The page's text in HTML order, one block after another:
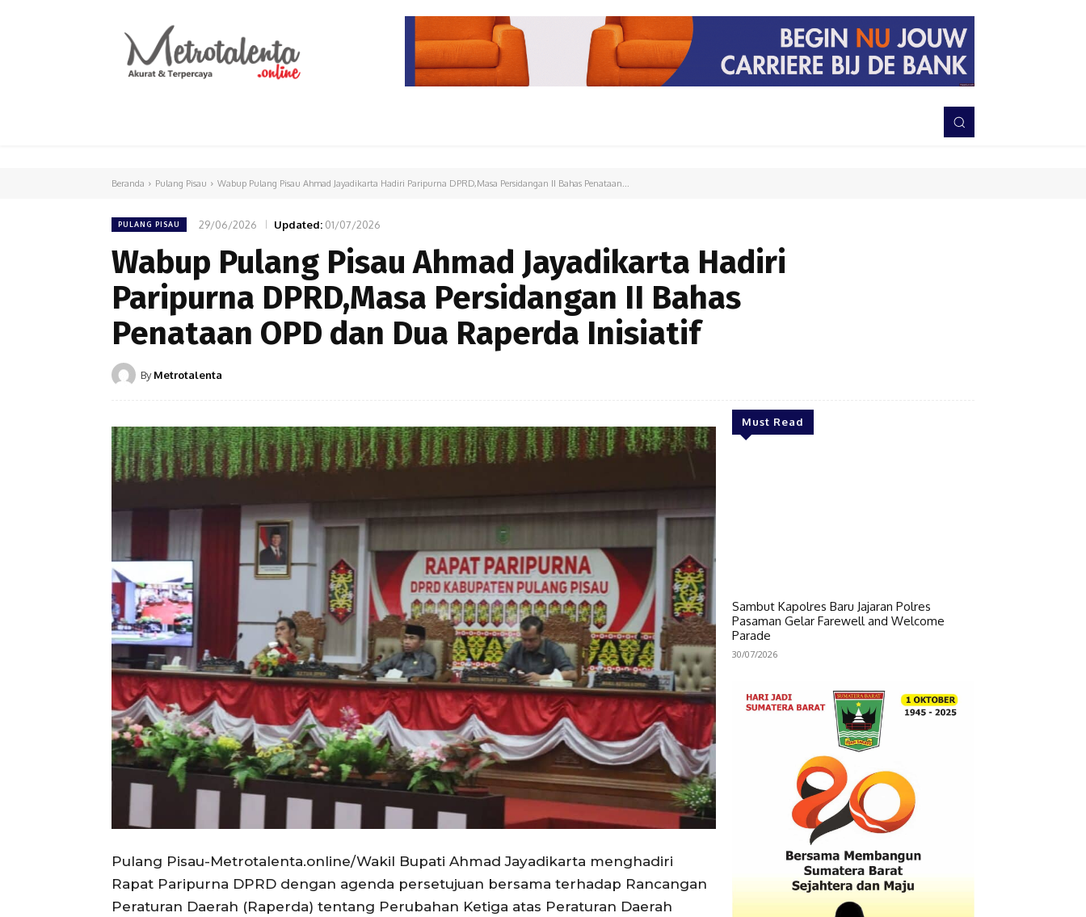
TNI-POLRI
Beranda Pulang Pisau Wabup Pulang Pisau Ahmad Jayadikarta Hadiri Paripurna DPRD,Masa Persidangan II Bahas Penataan...
PULANG PISAU 29/06/2026 Updated: 01/07/2026
Wabup Pulang Pisau Ahmad Jayadikarta Hadiri
Paripurna DPRD,Masa Persidangan II Bahas
Penataan OPD dan Dua Raperda Inisiatif
By Metrotalenta
Pulang Pisau-Metrotalenta.online/Wakil Bupati Ahmad Jayadikarta menghadiri
Rapat Paripurna DPRD dengan agenda persetujuan bersama terhadap Rancangan
Peraturan Daerah (Raperda) tentang Perubahan Ketiga atas Peraturan Daerah
Must Read
Sambut Kapolres Baru Jajaran Polres
Pasaman Gelar Farewell and Welcome
Parade
30/07/2026